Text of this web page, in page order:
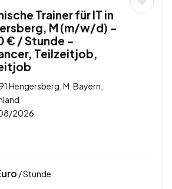
Trainer für IT in
M (m/w/d) –
€ / Stunde –
Teilzeitjob,
Hengersberg, M, Bayern,
2026
/ Stunde